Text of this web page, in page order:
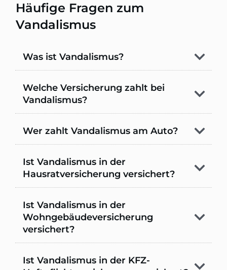
Häufige Fragen zum
Vandalismus
Was ist Vandalismus?
Welche Versicherung zahlt bei
Vandalismus?
Wer zahlt Vandalismus am Auto?
Ist Vandalismus in der
Hausratversicherung versichert?
Ist Vandalismus in der
Wohngebäudeversicherung
versichert?
Ist Vandalismus in der KFZ-